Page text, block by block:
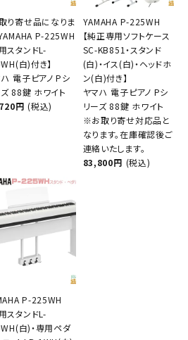
り寄せ品になりま
P-225WH
スタンドL-
白)付き】
電子ピアノ Pシ
ズ 88鍵 ホワイト
円 (税込)
YAMAHA P-225WH
【純正専用ソフトケース
SC-KB851・スタンド
(白)・イス(白)・ヘッドホ
ン(白)付き】
ヤマハ 電子ピアノ Pシ
リーズ 88鍵 ホワイト
※お取り寄せ対応品と
なります。在庫確認後ご
連絡いたします。
83,800円 (税込)
P-225WH
スタンドL-
白)・専用ペダ